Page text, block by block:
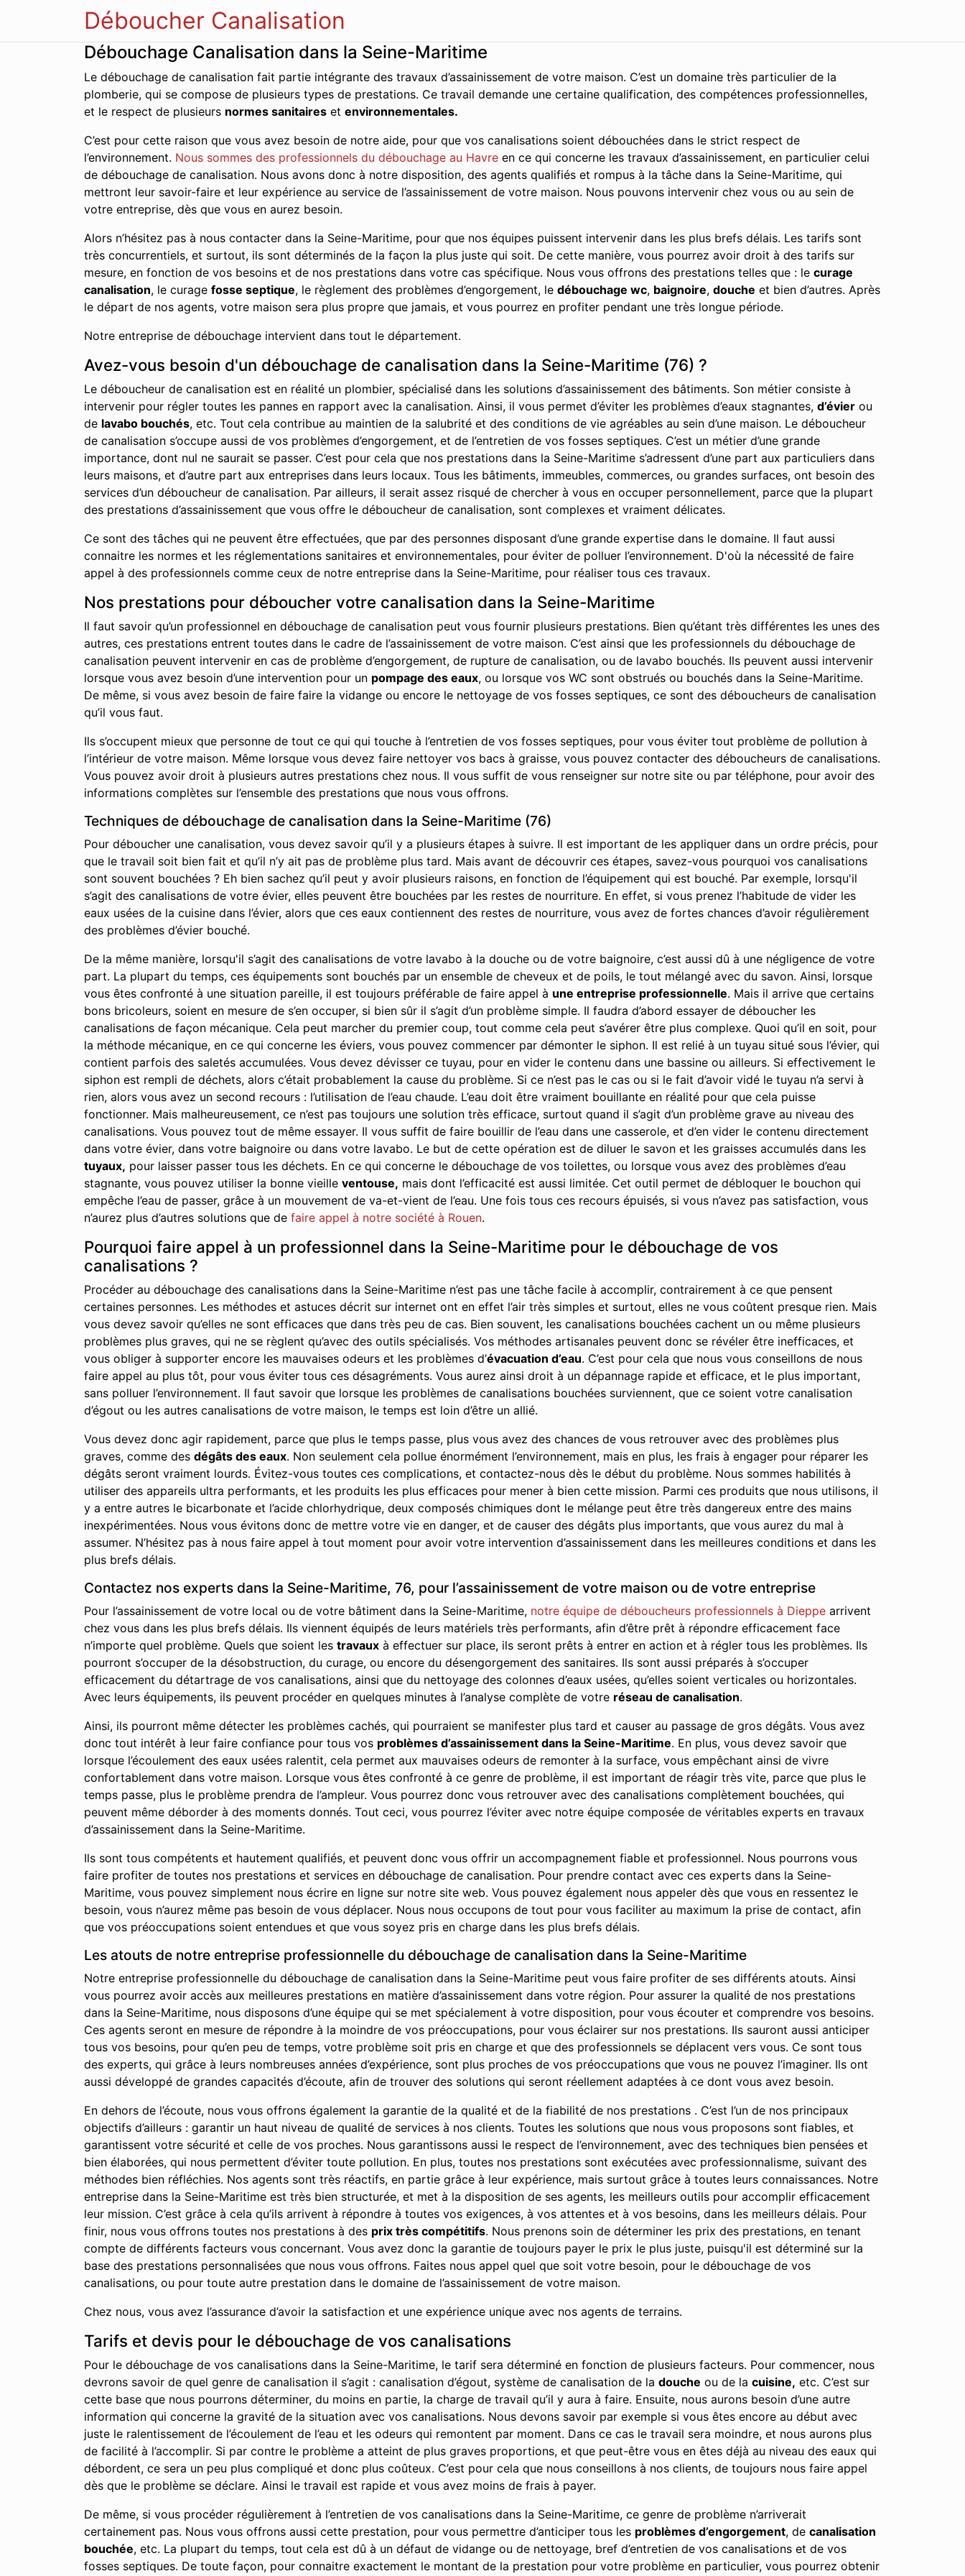
Déboucher Canalisation
Débouchage Canalisation dans la Seine-Maritime
Le débouchage de canalisation fait partie intégrante des travaux d’assainissement de votre maison. C’est un domaine très particulier de la
plomberie, qui se compose de plusieurs types de prestations. Ce travail demande une certaine qualification, des compétences professionnelles,
et le respect de plusieurs normes sanitaires et environnementales.
C’est pour cette raison que vous avez besoin de notre aide, pour que vos canalisations soient débouchées dans le strict respect de
l’environnement. Nous sommes des professionnels du débouchage au Havre en ce qui concerne les travaux d’assainissement, en particulier celui
de débouchage de canalisation. Nous avons donc à notre disposition, des agents qualifiés et rompus à la tâche dans la Seine-Maritime, qui
mettront leur savoir-faire et leur expérience au service de l’assainissement de votre maison. Nous pouvons intervenir chez vous ou au sein de
votre entreprise, dès que vous en aurez besoin.
Alors n’hésitez pas à nous contacter dans la Seine-Maritime, pour que nos équipes puissent intervenir dans les plus brefs délais. Les tarifs sont
très concurrentiels, et surtout, ils sont déterminés de la façon la plus juste qui soit. De cette manière, vous pourrez avoir droit à des tarifs sur
mesure, en fonction de vos besoins et de nos prestations dans votre cas spécifique. Nous vous offrons des prestations telles que : le curage
canalisation, le curage fosse septique, le règlement des problèmes d’engorgement, le débouchage wc, baignoire, douche et bien d’autres. Après
le départ de nos agents, votre maison sera plus propre que jamais, et vous pourrez en profiter pendant une très longue période.
Notre entreprise de débouchage intervient dans tout le département.
Avez-vous besoin d'un débouchage de canalisation dans la Seine-Maritime (76) ?
Le déboucheur de canalisation est en réalité un plombier, spécialisé dans les solutions d’assainissement des bâtiments. Son métier consiste à
intervenir pour régler toutes les pannes en rapport avec la canalisation. Ainsi, il vous permet d’éviter les problèmes d’eaux stagnantes, d’évier ou
de lavabo bouchés, etc. Tout cela contribue au maintien de la salubrité et des conditions de vie agréables au sein d’une maison. Le déboucheur
de canalisation s’occupe aussi de vos problèmes d’engorgement, et de l’entretien de vos fosses septiques. C’est un métier d’une grande
importance, dont nul ne saurait se passer. C’est pour cela que nos prestations dans la Seine-Maritime s’adressent d’une part aux particuliers dans
leurs maisons, et d’autre part aux entreprises dans leurs locaux. Tous les bâtiments, immeubles, commerces, ou grandes surfaces, ont besoin des
services d’un déboucheur de canalisation. Par ailleurs, il serait assez risqué de chercher à vous en occuper personnellement, parce que la plupart
des prestations d’assainissement que vous offre le déboucheur de canalisation, sont complexes et vraiment délicates.
Ce sont des tâches qui ne peuvent être effectuées, que par des personnes disposant d’une grande expertise dans le domaine. Il faut aussi
connaitre les normes et les réglementations sanitaires et environnementales, pour éviter de polluer l’environnement. D'où la nécessité de faire
appel à des professionnels comme ceux de notre entreprise dans la Seine-Maritime, pour réaliser tous ces travaux.
Nos prestations pour déboucher votre canalisation dans la Seine-Maritime
Il faut savoir qu’un professionnel en débouchage de canalisation peut vous fournir plusieurs prestations. Bien qu’étant très différentes les unes des
autres, ces prestations entrent toutes dans le cadre de l’assainissement de votre maison. C’est ainsi que les professionnels du débouchage de
canalisation peuvent intervenir en cas de problème d’engorgement, de rupture de canalisation, ou de lavabo bouchés. Ils peuvent aussi intervenir
lorsque vous avez besoin d’une intervention pour un pompage des eaux, ou lorsque vos WC sont obstrués ou bouchés dans la Seine-Maritime.
De même, si vous avez besoin de faire faire la vidange ou encore le nettoyage de vos fosses septiques, ce sont des déboucheurs de canalisation
qu’il vous faut.
Ils s’occupent mieux que personne de tout ce qui qui touche à l’entretien de vos fosses septiques, pour vous éviter tout problème de pollution à
l’intérieur de votre maison. Même lorsque vous devez faire nettoyer vos bacs à graisse, vous pouvez contacter des déboucheurs de canalisations.
Vous pouvez avoir droit à plusieurs autres prestations chez nous. Il vous suffit de vous renseigner sur notre site ou par téléphone, pour avoir des
informations complètes sur l’ensemble des prestations que nous vous offrons.
Techniques de débouchage de canalisation dans la Seine-Maritime (76)
Pour déboucher une canalisation, vous devez savoir qu’il y a plusieurs étapes à suivre. Il est important de les appliquer dans un ordre précis, pour
que le travail soit bien fait et qu’il n’y ait pas de problème plus tard. Mais avant de découvrir ces étapes, savez-vous pourquoi vos canalisations
sont souvent bouchées ? Eh bien sachez qu’il peut y avoir plusieurs raisons, en fonction de l’équipement qui est bouché. Par exemple, lorsqu'il
s’agit des canalisations de votre évier, elles peuvent être bouchées par les restes de nourriture. En effet, si vous prenez l’habitude de vider les
eaux usées de la cuisine dans l’évier, alors que ces eaux contiennent des restes de nourriture, vous avez de fortes chances d’avoir régulièrement
des problèmes d’évier bouché.
De la même manière, lorsqu'il s’agit des canalisations de votre lavabo à la douche ou de votre baignoire, c’est aussi dû à une négligence de votre
part. La plupart du temps, ces équipements sont bouchés par un ensemble de cheveux et de poils, le tout mélangé avec du savon. Ainsi, lorsque
vous êtes confronté à une situation pareille, il est toujours préférable de faire appel à une entreprise professionnelle. Mais il arrive que certains
bons bricoleurs, soient en mesure de s’en occuper, si bien sûr il s’agit d’un problème simple. Il faudra d’abord essayer de déboucher les
canalisations de façon mécanique. Cela peut marcher du premier coup, tout comme cela peut s’avérer être plus complexe. Quoi qu’il en soit, pour
la méthode mécanique, en ce qui concerne les éviers, vous pouvez commencer par démonter le siphon. Il est relié à un tuyau situé sous l’évier, qui
contient parfois des saletés accumulées. Vous devez dévisser ce tuyau, pour en vider le contenu dans une bassine ou ailleurs. Si effectivement le
siphon est rempli de déchets, alors c’était probablement la cause du problème. Si ce n’est pas le cas ou si le fait d’avoir vidé le tuyau n’a servi à
rien, alors vous avez un second recours : l’utilisation de l’eau chaude. L’eau doit être vraiment bouillante en réalité pour que cela puisse
fonctionner. Mais malheureusement, ce n’est pas toujours une solution très efficace, surtout quand il s’agit d’un problème grave au niveau des
canalisations. Vous pouvez tout de même essayer. Il vous suffit de faire bouillir de l’eau dans une casserole, et d’en vider le contenu directement
dans votre évier, dans votre baignoire ou dans votre lavabo. Le but de cette opération est de diluer le savon et les graisses accumulés dans les
tuyaux, pour laisser passer tous les déchets. En ce qui concerne le débouchage de vos toilettes, ou lorsque vous avez des problèmes d’eau
stagnante, vous pouvez utiliser la bonne vieille ventouse, mais dont l’efficacité est aussi limitée. Cet outil permet de débloquer le bouchon qui
empêche l’eau de passer, grâce à un mouvement de va-et-vient de l’eau. Une fois tous ces recours épuisés, si vous n’avez pas satisfaction, vous
n’aurez plus d’autres solutions que de faire appel à notre société à Rouen.
Pourquoi faire appel à un professionnel dans la Seine-Maritime pour le débouchage de vos
canalisations ?
Procéder au débouchage des canalisations dans la Seine-Maritime n’est pas une tâche facile à accomplir, contrairement à ce que pensent
certaines personnes. Les méthodes et astuces décrit sur internet ont en effet l’air très simples et surtout, elles ne vous coûtent presque rien. Mais
vous devez savoir qu’elles ne sont efficaces que dans très peu de cas. Bien souvent, les canalisations bouchées cachent un ou même plusieurs
problèmes plus graves, qui ne se règlent qu’avec des outils spécialisés. Vos méthodes artisanales peuvent donc se révéler être inefficaces, et
vous obliger à supporter encore les mauvaises odeurs et les problèmes d’évacuation d’eau. C’est pour cela que nous vous conseillons de nous
faire appel au plus tôt, pour vous éviter tous ces désagréments. Vous aurez ainsi droit à un dépannage rapide et efficace, et le plus important,
sans polluer l’environnement. Il faut savoir que lorsque les problèmes de canalisations bouchées surviennent, que ce soient votre canalisation
d’égout ou les autres canalisations de votre maison, le temps est loin d’être un allié.
Vous devez donc agir rapidement, parce que plus le temps passe, plus vous avez des chances de vous retrouver avec des problèmes plus
graves, comme des dégâts des eaux. Non seulement cela pollue énormément l’environnement, mais en plus, les frais à engager pour réparer les
dégâts seront vraiment lourds. Évitez-vous toutes ces complications, et contactez-nous dès le début du problème. Nous sommes habilités à
utiliser des appareils ultra performants, et les produits les plus efficaces pour mener à bien cette mission. Parmi ces produits que nous utilisons, il
y a entre autres le bicarbonate et l’acide chlorhydrique, deux composés chimiques dont le mélange peut être très dangereux entre des mains
inexpérimentées. Nous vous évitons donc de mettre votre vie en danger, et de causer des dégâts plus importants, que vous aurez du mal à
assumer. N’hésitez pas à nous faire appel à tout moment pour avoir votre intervention d’assainissement dans les meilleures conditions et dans les
plus brefs délais.
Contactez nos experts dans la Seine-Maritime, 76, pour l’assainissement de votre maison ou de votre entreprise
Pour l’assainissement de votre local ou de votre bâtiment dans la Seine-Maritime, notre équipe de déboucheurs professionnels à Dieppe arrivent
chez vous dans les plus brefs délais. Ils viennent équipés de leurs matériels très performants, afin d’être prêt à répondre efficacement face
n’importe quel problème. Quels que soient les travaux à effectuer sur place, ils seront prêts à entrer en action et à régler tous les problèmes. Ils
pourront s’occuper de la désobstruction, du curage, ou encore du désengorgement des sanitaires. Ils sont aussi préparés à s’occuper
efficacement du détartrage de vos canalisations, ainsi que du nettoyage des colonnes d’eaux usées, qu’elles soient verticales ou horizontales.
Avec leurs équipements, ils peuvent procéder en quelques minutes à l’analyse complète de votre réseau de canalisation.
Ainsi, ils pourront même détecter les problèmes cachés, qui pourraient se manifester plus tard et causer au passage de gros dégâts. Vous avez
donc tout intérêt à leur faire confiance pour tous vos problèmes d’assainissement dans la Seine-Maritime. En plus, vous devez savoir que
lorsque l’écoulement des eaux usées ralentit, cela permet aux mauvaises odeurs de remonter à la surface, vous empêchant ainsi de vivre
confortablement dans votre maison. Lorsque vous êtes confronté à ce genre de problème, il est important de réagir très vite, parce que plus le
temps passe, plus le problème prendra de l’ampleur. Vous pourrez donc vous retrouver avec des canalisations complètement bouchées, qui
peuvent même déborder à des moments donnés. Tout ceci, vous pourrez l’éviter avec notre équipe composée de véritables experts en travaux
d’assainissement dans la Seine-Maritime.
Ils sont tous compétents et hautement qualifiés, et peuvent donc vous offrir un accompagnement fiable et professionnel. Nous pourrons vous
faire profiter de toutes nos prestations et services en débouchage de canalisation. Pour prendre contact avec ces experts dans la Seine-
Maritime, vous pouvez simplement nous écrire en ligne sur notre site web. Vous pouvez également nous appeler dès que vous en ressentez le
besoin, vous n’aurez même pas besoin de vous déplacer. Nous nous occupons de tout pour vous faciliter au maximum la prise de contact, afin
que vos préoccupations soient entendues et que vous soyez pris en charge dans les plus brefs délais.
Les atouts de notre entreprise professionnelle du débouchage de canalisation dans la Seine-Maritime
Notre entreprise professionnelle du débouchage de canalisation dans la Seine-Maritime peut vous faire profiter de ses différents atouts. Ainsi
vous pourrez avoir accès aux meilleures prestations en matière d’assainissement dans votre région. Pour assurer la qualité de nos prestations
dans la Seine-Maritime, nous disposons d’une équipe qui se met spécialement à votre disposition, pour vous écouter et comprendre vos besoins.
Ces agents seront en mesure de répondre à la moindre de vos préoccupations, pour vous éclairer sur nos prestations. Ils sauront aussi anticiper
tous vos besoins, pour qu’en peu de temps, votre problème soit pris en charge et que des professionnels se déplacent vers vous. Ce sont tous
des experts, qui grâce à leurs nombreuses années d’expérience, sont plus proches de vos préoccupations que vous ne pouvez l’imaginer. Ils ont
aussi développé de grandes capacités d’écoute, afin de trouver des solutions qui seront réellement adaptées à ce dont vous avez besoin.
En dehors de l’écoute, nous vous offrons également la garantie de la qualité et de la fiabilité de nos prestations . C’est l’un de nos principaux
objectifs d’ailleurs : garantir un haut niveau de qualité de services à nos clients. Toutes les solutions que nous vous proposons sont fiables, et
garantissent votre sécurité et celle de vos proches. Nous garantissons aussi le respect de l’environnement, avec des techniques bien pensées et
bien élaborées, qui nous permettent d’éviter toute pollution. En plus, toutes nos prestations sont exécutées avec professionnalisme, suivant des
méthodes bien réfléchies. Nos agents sont très réactifs, en partie grâce à leur expérience, mais surtout grâce à toutes leurs connaissances. Notre
entreprise dans la Seine-Maritime est très bien structurée, et met à la disposition de ses agents, les meilleurs outils pour accomplir efficacement
leur mission. C’est grâce à cela qu’ils arrivent à répondre à toutes vos exigences, à vos attentes et à vos besoins, dans les meilleurs délais. Pour
finir, nous vous offrons toutes nos prestations à des prix très compétitifs. Nous prenons soin de déterminer les prix des prestations, en tenant
compte de différents facteurs vous concernant. Vous avez donc la garantie de toujours payer le prix le plus juste, puisqu'il est déterminé sur la
base des prestations personnalisées que nous vous offrons. Faites nous appel quel que soit votre besoin, pour le débouchage de vos
canalisations, ou pour toute autre prestation dans le domaine de l’assainissement de votre maison.
Chez nous, vous avez l’assurance d’avoir la satisfaction et une expérience unique avec nos agents de terrains.
Tarifs et devis pour le débouchage de vos canalisations
Pour le débouchage de vos canalisations dans la Seine-Maritime, le tarif sera déterminé en fonction de plusieurs facteurs. Pour commencer, nous
devrons savoir de quel genre de canalisation il s’agit : canalisation d’égout, système de canalisation de la douche ou de la cuisine, etc. C’est sur
cette base que nous pourrons déterminer, du moins en partie, la charge de travail qu’il y aura à faire. Ensuite, nous aurons besoin d’une autre
information qui concerne la gravité de la situation avec vos canalisations. Nous devons savoir par exemple si vous êtes encore au début avec
juste le ralentissement de l’écoulement de l’eau et les odeurs qui remontent par moment. Dans ce cas le travail sera moindre, et nous aurons plus
de facilité à l’accomplir. Si par contre le problème a atteint de plus graves proportions, et que peut-être vous en êtes déjà au niveau des eaux qui
débordent, ce sera un peu plus compliqué et donc plus coûteux. C’est pour cela que nous conseillons à nos clients, de toujours nous faire appel
dès que le problème se déclare. Ainsi le travail est rapide et vous avez moins de frais à payer.
De même, si vous procéder régulièrement à l’entretien de vos canalisations dans la Seine-Maritime, ce genre de problème n’arriverait
certainement pas. Nous vous offrons aussi cette prestation, pour vous permettre d’anticiper tous les problèmes d’engorgement, de canalisation
bouchée, etc. La plupart du temps, tout cela est dû à un défaut de vidange ou de nettoyage, bref d’entretien de vos canalisations et de vos
fosses septiques. De toute façon, pour connaitre exactement le montant de la prestation pour votre problème en particulier, vous pourrez obtenir